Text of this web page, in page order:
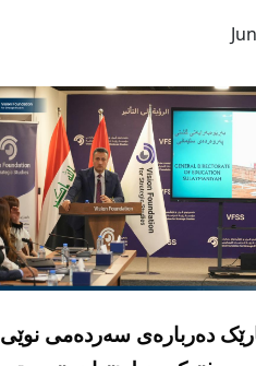
دەربارەی سەردەمی نوێی